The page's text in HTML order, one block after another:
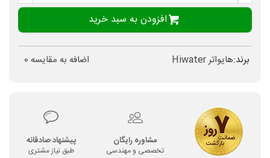
افزودن به سبد خرید
برند:هایواتر Hiwater اضافه به مقایسه 0
مشاوره رایگان
تخصصی و مهندسی
پیشنهاد صادقانه
طبق نیاز مشتری